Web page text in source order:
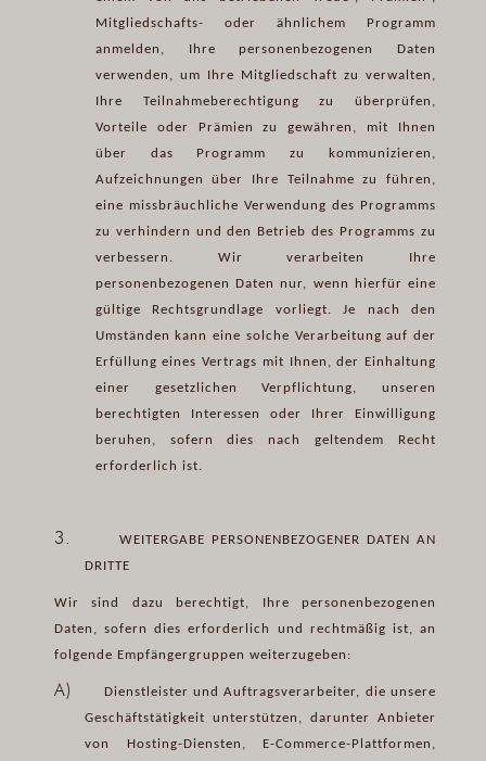
Mitgliedschafts- oder ähnlichem Programm
anmelden, Ihre personenbezogenen Daten
verwenden, um Ihre Mitgliedschaft zu verwalten,
Ihre Teilnahmeberechtigung zu überprüfen,
Vorteile oder Prämien zu gewähren, mit Ihnen
über das Programm zu kommunizieren,
Aufzeichnungen über Ihre Teilnahme zu führen,
eine missbräuchliche Verwendung des Programms
zu verhindern und den Betrieb des Programms zu
verbessern. Wir verarbeiten Ihre
personenbezogenen Daten nur, wenn hierfür eine
gültige Rechtsgrundlage vorliegt. Je nach den
Umständen kann eine solche Verarbeitung auf der
Erfüllung eines Vertrags mit Ihnen, der Einhaltung
einer gesetzlichen Verpflichtung, unseren
berechtigten Interessen oder Ihrer Einwilligung
beruhen, sofern dies nach geltendem Recht
erforderlich ist.
3.
WEITERGABE PERSONENBEZOGENER DATEN AN
DRITTE
Wir sind dazu berechtigt, Ihre personenbezogenen
Daten, sofern dies erforderlich und rechtmäßig ist, an
folgende Empfängergruppen weiterzugeben:
A)
Dienstleister und Auftragsverarbeiter, die unsere
Geschäftstätigkeit unterstützen, darunter Anbieter
von Hosting-Diensten, E-Commerce-Plattformen,